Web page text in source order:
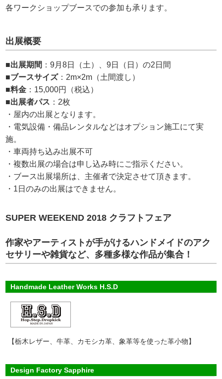
各ワークショップブースでの参加も承ります。
出展概要
■出展期間 ：9月8日（土）、9日（日）の2日間
■ブースサイズ ：2m×2m（土間渡し）
■料金 ：15,000円（税込）
■出展者パス ：2枚
・屋内の出展となります。
・電気設備・備品レンタルなどはオプション施工にて実
施。
・車両持ち込み出展不可
・複数出展の場合は申し込み時にご指示ください。
・ブース出展場所は、主催者で決定させて頂きます。
・1日のみの出展はできません。
SUPER WEEKEND 2018 クラフトフェア
作家やアーティストが手がけるハンドメイドのアク
セサリーや雑貨など、多種多様な作品が集合！
Handmade Leather Works H.S.D
【栃木レザー、牛革、カモシカ革、象革等を使った革小物】
Design Factory Sapphire